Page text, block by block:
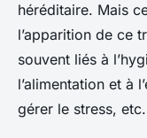
héréditaire. Mais
l’apparition de ce
souvent liés à
l’alimentation et à
gérer le stress, etc.